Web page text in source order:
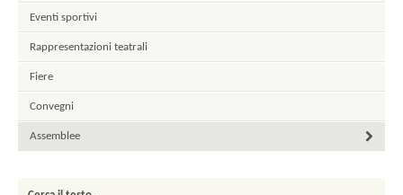
Eventi sportivi
Rappresentazioni teatrali
Fiere
Convegni
Assemblee